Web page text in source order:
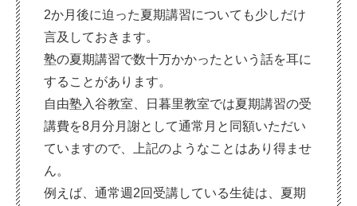
2か月後に迫った夏期講習についても少しだけ
言及しておきます。
塾の夏期講習で数十万かかったという話を耳に
することがあります。
自由塾入谷教室、日暮里教室では夏期講習の受
講費を8月分月謝として通常月と同額いただい
ていますので、上記のようなことはあり得ませ
ん。
例えば、通常週2回受講している生徒は、夏期